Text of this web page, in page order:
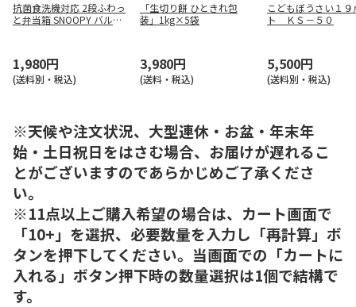
抗菌食洗機対応 2段ふわっ
と弁当箱 SNOOPY バルー
1,980円
(送料別・税込)
「生切り餅 ひときれ包
装」1kg×5袋
3,980円
(送料・税込)
こどもぼうさい１９
ト ＫＳ－５０
5,500円
(送料別・税込)
※天候や注文状況、大型連休・お盆・年末年
始・土日祝日をはさむ場合、お届けが遅れるこ
とがございますのであらかじめご了承くださ
い。
※11点以上ご購入希望の場合は、カート画面で
「10+」を選択、必要数量を入力し「再計算」ボ
タンを押下してください。当画面での「カートに
入れる」ボタン押下時の数量選択は1個で結構で
す。